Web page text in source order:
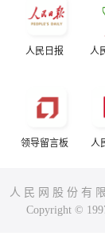
人民日报 人
领导留言板 人
人 民 网 股 份 有
Copyright ©